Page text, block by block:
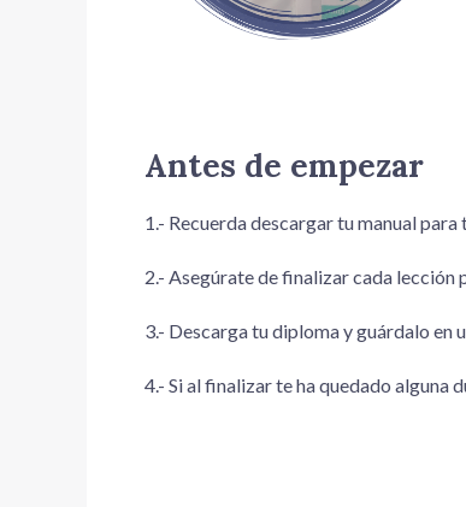
Antes de empezar
1.- Recuerda descargar tu manual
2.- Asegúrate de finalizar cada lección
3.- Descarga tu diploma y guárdalo en
4.- Si al finalizar te ha quedado alguna